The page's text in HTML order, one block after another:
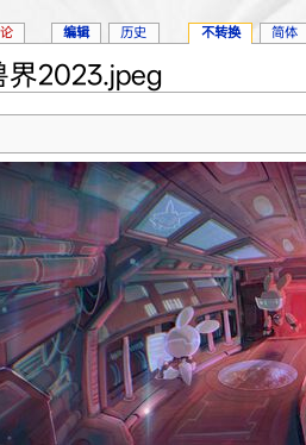
界2023.jpeg
编辑 历史 不转换 简体